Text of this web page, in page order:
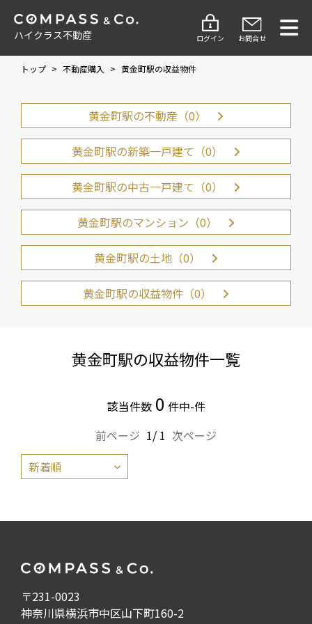
ハイクラス不動産 ログイン お問合せ
トップ > 不動産購入 > 黄金町駅の収益物件
黄金町駅の不動産（0）
黄金町駅の新築一戸建て（0）
黄金町駅の中古一戸建て（0）
黄金町駅のマンション（0）
黄金町駅の土地（0）
黄金町駅の収益物件（0）
黄金町駅の収益物件一覧
該当件数 0 件中-件
前ページ 1/ 1 次ページ
〒231-0023
神奈川県横浜市中区山下町160-2